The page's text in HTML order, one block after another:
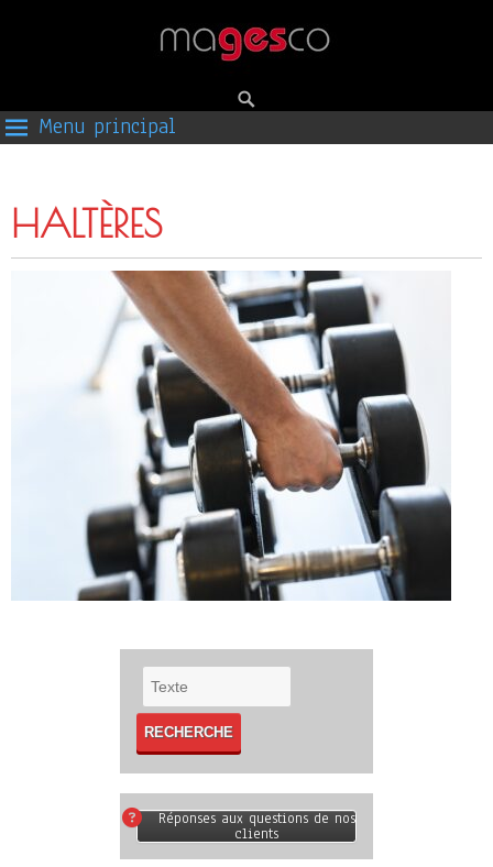
Menu principal
HALTÈRES
Réponses aux questions de nos
clients